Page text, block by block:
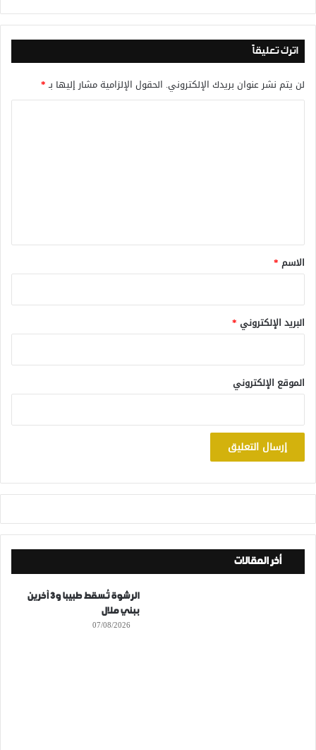
اترك تعليقاً
لن يتم نشر عنوان بريدك الإلكتروني. الحقول الإلزامية مشار إليها بـ*
*
الاسم *
البريد الإلكتروني *
الموقع الإلكتروني
أخر المقالات
الرشوة تُسقط طبيبا و3 آخرين
ببني ملال
07/08/2026